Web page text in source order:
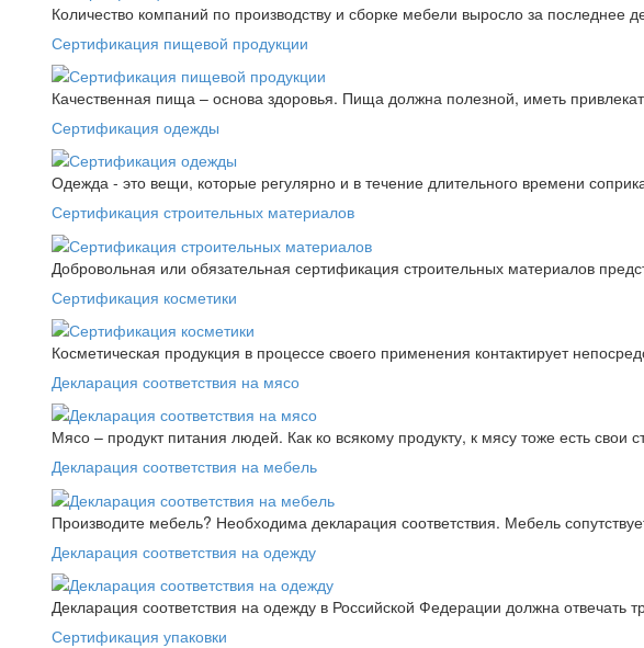
Количество компаний по производству и сборке мебели выросло за последнее
Сертификация пищевой продукции
Качественная пища – основа здоровья. Пища должна полезной, иметь
Сертификация одежды
Одежда - это вещи, которые регулярно и в течение длительного времени
Сертификация строительных материалов
Добровольная или обязательная сертификация строительных материалов
Сертификация косметики
Косметическая продукция в процессе своего применения контактирует
Декларация соответствия на мясо
Мясо – продукт питания людей. Как ко всякому продукту, к мясу тоже есть свои
Декларация соответствия на мебель
Производите мебель? Необходима декларация соответствия. Мебель
Декларация соответствия на одежду
Декларация соответствия на одежду в Российской Федерации должна
Сертификация упаковки